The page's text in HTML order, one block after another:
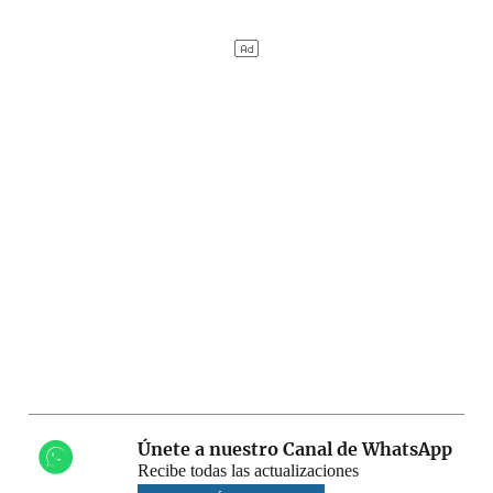
Únete a nuestro Canal de WhatsApp
Recibe todas las actualizaciones